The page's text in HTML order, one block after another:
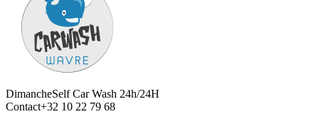
DimancheSelf Car Wash 24h/24H
Contact+32 10 22 79 68